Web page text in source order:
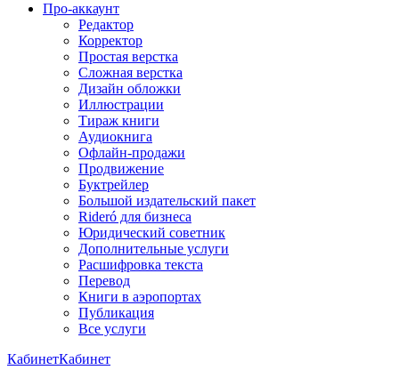
Про-аккаунт
Редактор
Корректор
Простая верстка
Сложная верстка
Дизайн обложки
Иллюстрации
Тираж книги
Аудиокнига
Офлайн-продажи
Продвижение
Буктрейлер
Большой издательский пакет
Rideró для бизнеса
Юридический советник
Дополнительные услуги
Расшифровка текста
Перевод
Книги в аэропортах
Публикация
Все услуги
КабинетКабинет